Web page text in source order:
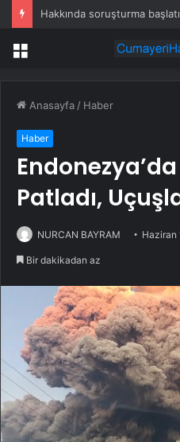
Menü
Anasayfa / Haber
Haber
Patladı,
NURCAN BAYRAM Haziran
Bir dakikadan az